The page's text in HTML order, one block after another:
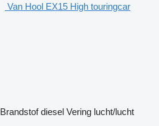
Van Hool EX15 High touringcar
Brandstof diesel Vering lucht/lucht